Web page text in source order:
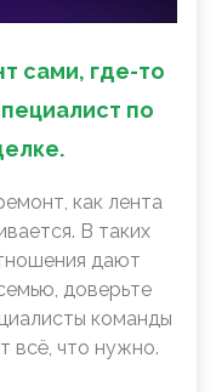
сами, где-то
по
как лента
В таких
дают
доверьте
команды
всё, что нужно.